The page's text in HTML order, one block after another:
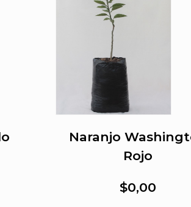
Naranjo
Rojo
$0,00